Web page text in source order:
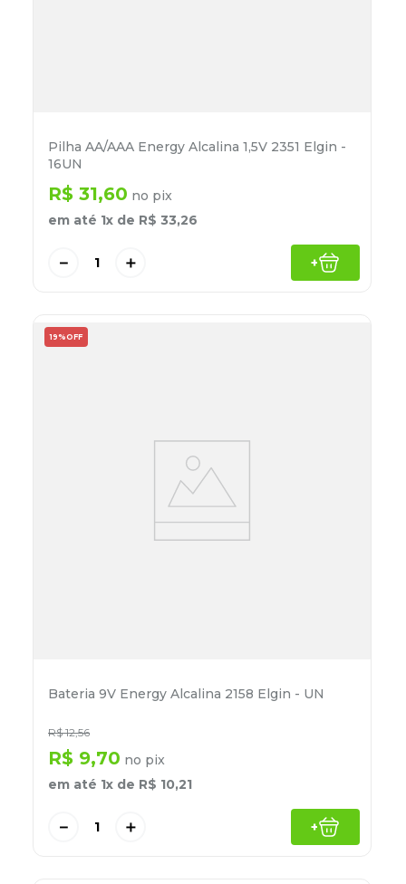
Pilha AA/AAA Energy Alcalina 1,5V 2351 Elgin -
16UN
R$ 31,60 no pix
em até 1x de R$ 33,26
＋
－ +
19% OFF
Bateria 9V Energy Alcalina 2158 Elgin - UN
R$ 12,56
R$ 9,70 no pix
em até 1x de R$ 10,21
＋
－ +